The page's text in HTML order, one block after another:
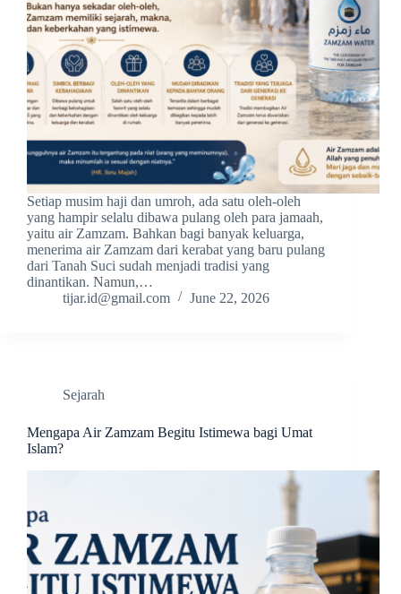
Setiap musim haji dan umroh, ada satu oleh-oleh
yang hampir selalu dibawa pulang oleh para jamaah,
yaitu air Zamzam. Bahkan bagi banyak keluarga,
menerima air Zamzam dari kerabat yang baru pulang
dari Tanah Suci sudah menjadi tradisi yang
dinantikan. Namun,…
tijar.id@gmail.com
June 22, 2026
Sejarah
Mengapa Air Zamzam Begitu Istimewa bagi Umat
Islam?